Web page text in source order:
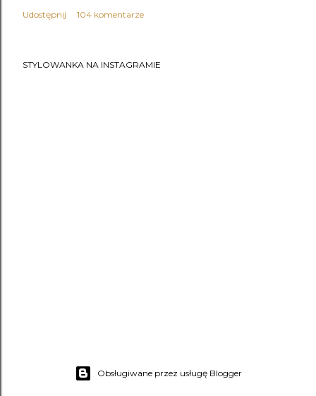
Udostępnij 104 komentarze
STYLOWANKA NA INSTAGRAMIE
Obsługiwane przez usługę Blogger